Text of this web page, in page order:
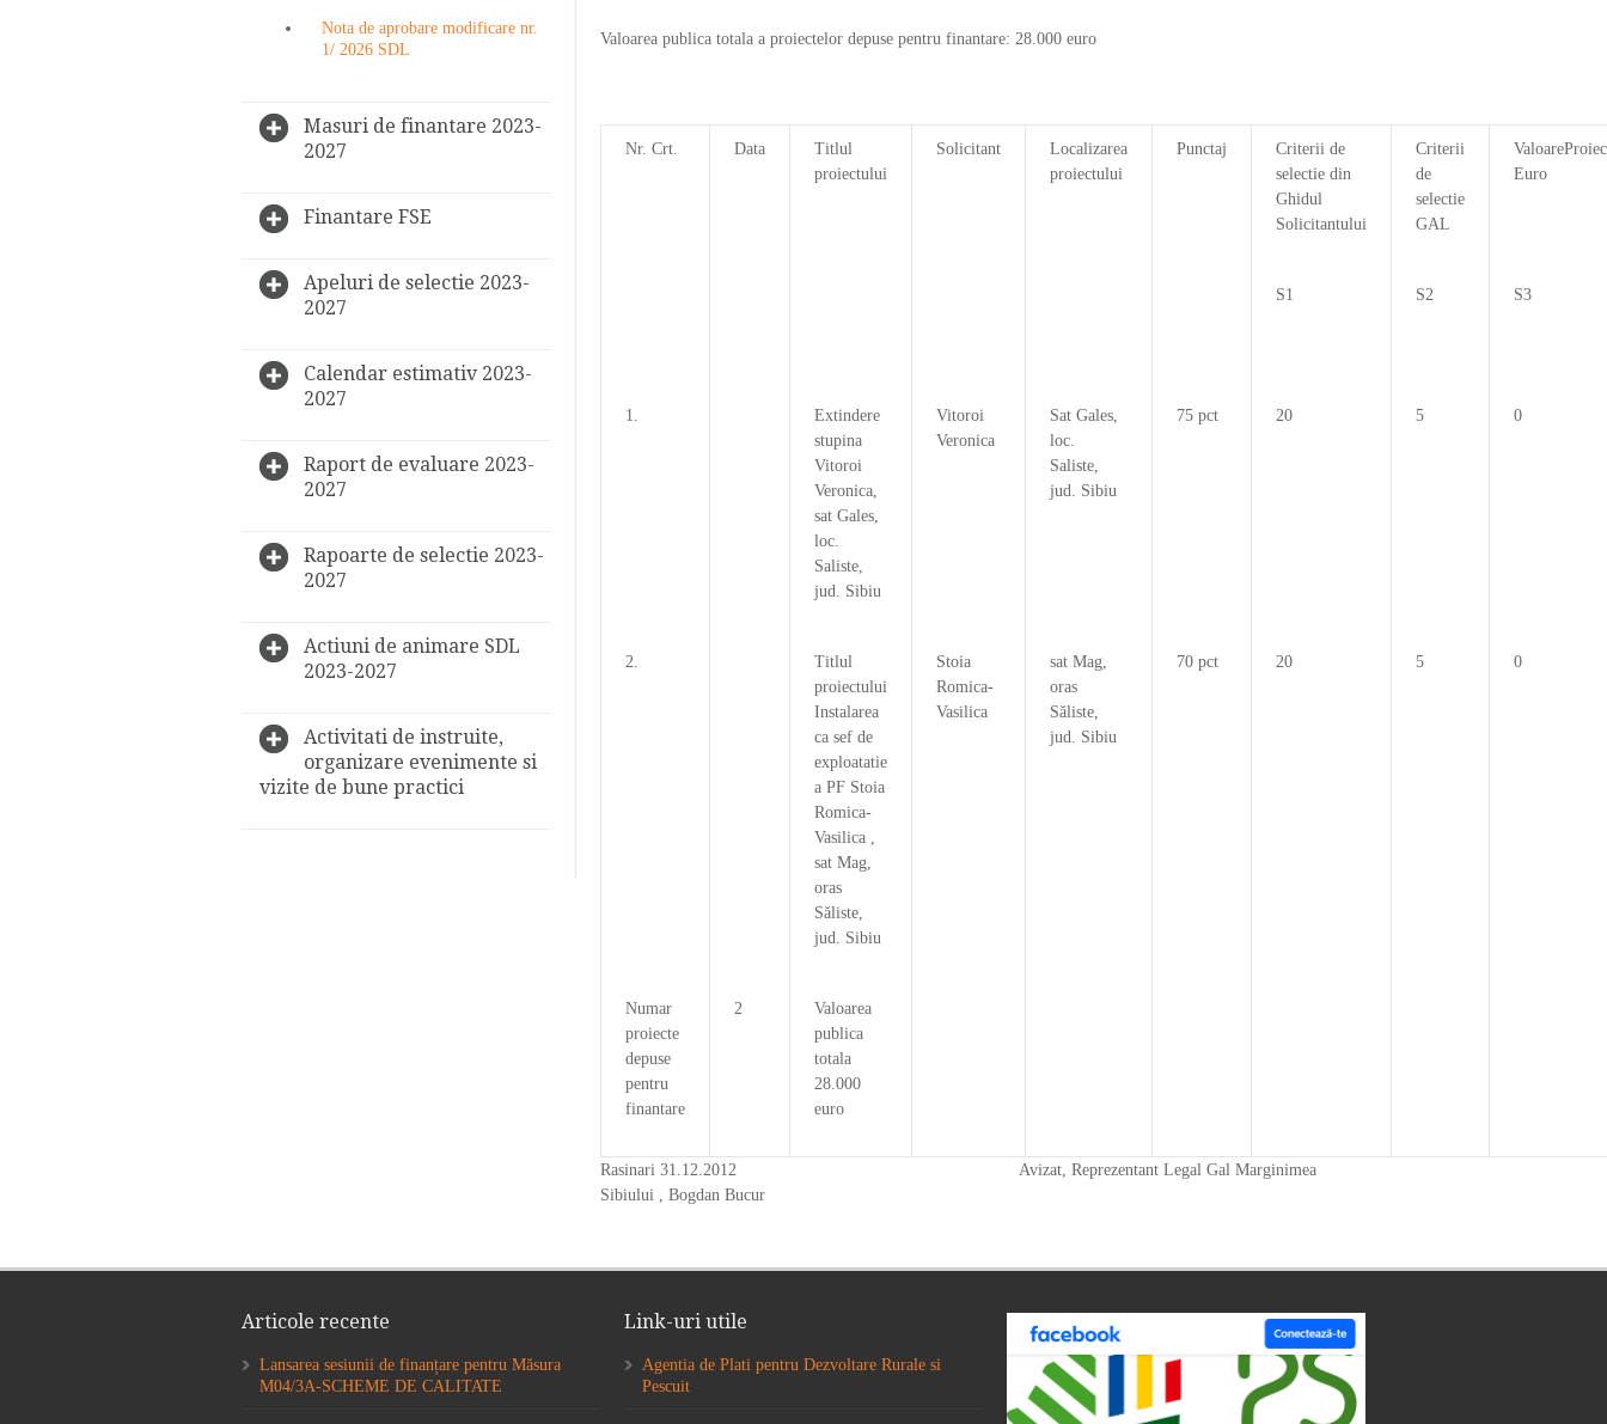
Valoarea publica totala a proiectelor depuse pentru finantare: 28.000 euro
Nr. Crt. Data
Titlul
proiectului
Solicitant
Localizarea
proiectului
Punctaj
Criterii de
selectie din
Ghidul
Solicitantului
Criterii
de
selectie
GAL
Euro
S1 S2 S3
1.
Extindere
stupina
Vitoroi
Veronica,
sat Gales,
loc.
Saliste,
jud. Sibiu
Vitoroi
Veronica
Sat Gales,
loc.
Saliste,
jud. Sibiu
75 pct 20 5 0
2.
Titlul
proiectului
Instalarea
ca sef de
exploatatie
a PF Stoia
Romica-
Vasilica ,
sat Mag,
oras
Săliste,
jud. Sibiu
Stoia
Romica-
Vasilica
sat Mag,
oras
Săliste,
jud. Sibiu
70 pct 20 5 0
Numar
proiecte
depuse
pentru
finantare
2
Valoarea
publica
totala
28.000
euro
Rasinari 31.12.2012 Avizat, Reprezentant Legal Gal Marginimea
Sibiului , Bogdan Bucur
Nota de aprobare modificare nr.
1/ 2026 SDL
Masuri de finantare 2023-
2027
Finantare FSE
Apeluri de selectie 2023-
2027
Calendar estimativ 2023-
2027
Raport de evaluare 2023-
2027
Rapoarte de selectie 2023-
2027
Actiuni de animare SDL
2023-2027
Activitati de instruite,
organizare evenimente si
vizite de bune practici
Articole recente
Lansarea sesiunii de finanțare pentru Măsura
M04/3A-SCHEME DE CALITATE
Link-uri utile
Agentia de Plati pentru Dezvoltare Rurale si
Pescuit